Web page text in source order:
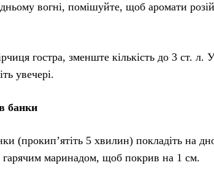
вогні, помішуйте, щоб аромати
гостра, зменште кількість до 3 ст. л.
увечері.
банки
(прокип’ятіть 5 хвилин) покладіть на
гарячим маринадом, щоб покрив на 1 см.